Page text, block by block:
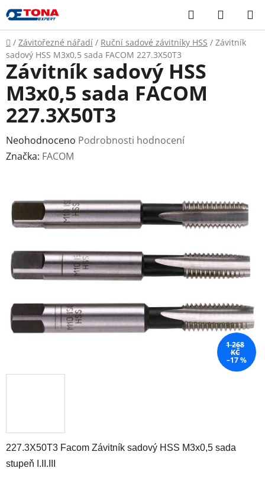
Přejít
na
obsah
Hledat
KOŠÍK
Domů
/ Závitořezné nářadí / Ruční sadové závitníky HSS / Závitník
sadový HSS M3x0,5 sada FACOM 227.3X50T3
227.3X50T3 Facom Závitník sadový HSS M3x0,5 sada
stupeň I.II.III
Závitník sadový HSS
M3x0,5 sada FACOM
227.3X50T3
Průměrné
hodnocení
0,0
hvězdiček.
Neohodnoceno Podrobnosti hodnocení
Značka: FACOM
1 268
KČ
–17 %